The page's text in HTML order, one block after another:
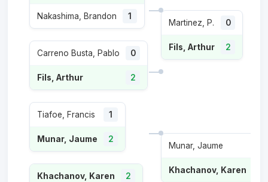
Nakashima, Brandon 1
Carreno Busta, Pablo 0
Fils, Arthur 2
Tiafoe, Francis 1
Munar, Jaume 2
Khachanov, Karen 2
Martinez, P. 0
Fils, Arthur 2
Munar, Jaume
Khachanov, Karen